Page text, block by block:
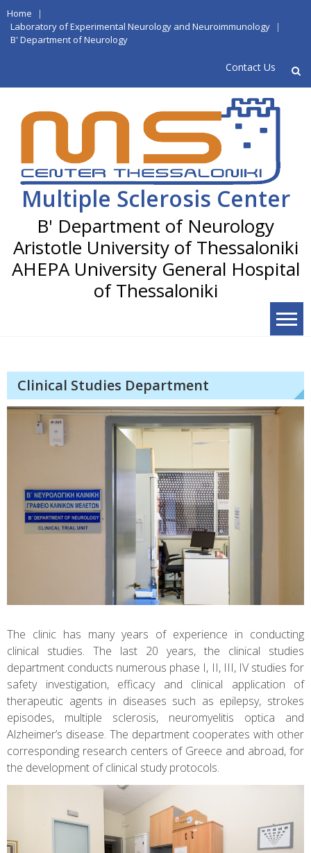
Skip
to
content
Home
|
Laboratory of Experimental Neurology and Neuroimmunology
|
B' Department of Neurology
Contact Us
Multiple Sclerosis Center
Aristotle University of Thessaloniki
Clinical Studies Department
The clinic has many years of experience in conducting
clinical studies. The last 20 years, the clinical studies
department conducts numerous phase I, II, III, IV studies for
safety investigation, efficacy and clinical application of
therapeutic agents in diseases such as epilepsy, strokes
episodes, multiple sclerosis, neuromyelitis optica and
Alzheimer’s disease. The department cooperates with other
corresponding research centers of Greece and abroad, for
the development of clinical study protocols.